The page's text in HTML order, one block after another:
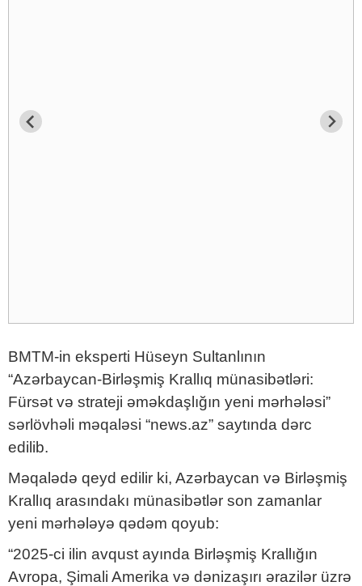
BMTM-in eksperti Hüseyn Sultanlının
“Azərbaycan-Birləşmiş Krallıq münasibətləri:
Fürsət və strateji əməkdaşlığın yeni mərhələsi”
sərlövhəli məqaləsi “news.az” saytında dərc
edilib.
Məqalədə qeyd edilir ki, Azərbaycan və Birləşmiş
Krallıq arasındakı münasibətlər son zamanlar
yeni mərhələyə qədəm qoyub:
“2025-ci ilin avqust ayında Birləşmiş Krallığın
Avropa, Şimali Amerika və dənizaşırı ərazilər üzrə